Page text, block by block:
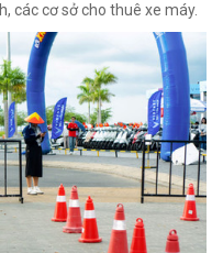
các cơ sở cho thuê xe máy.